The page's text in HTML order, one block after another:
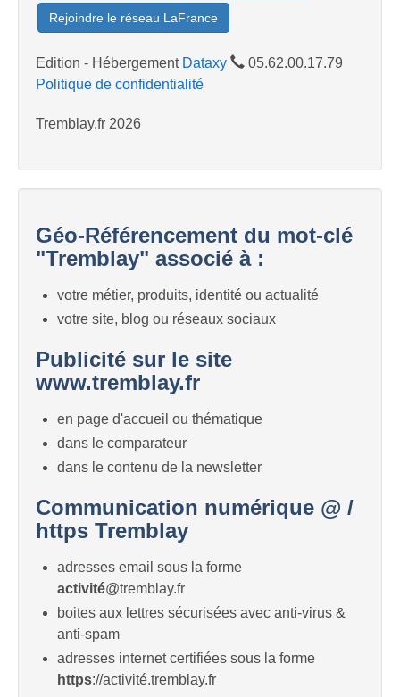
Rejoindre le réseau LaFrance
Edition - Hébergement Dataxy
05.62.00.17.79
Politique de confidentialité
Tremblay.fr 2026
Géo-Référencement du mot-clé
"Tremblay" associé à :
votre métier, produits, identité ou actualité
votre site, blog ou réseaux sociaux
Publicité sur le site
www.tremblay.fr
en page d'accueil ou thématique
dans le comparateur
dans le contenu de la newsletter
Communication numérique @ /
https Tremblay
adresses email sous la forme
activité@tremblay.fr
boites aux lettres sécurisées avec anti-virus &
anti-spam
adresses internet certifiées sous la forme
https://activité.tremblay.fr